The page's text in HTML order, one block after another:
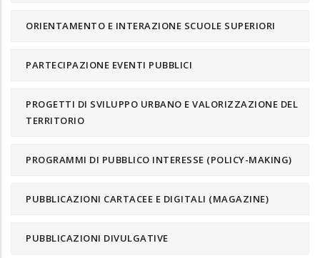
ORIENTAMENTO E INTERAZIONE SCUOLE SUPERIORI
PARTECIPAZIONE EVENTI PUBBLICI
PROGETTI DI SVILUPPO URBANO E VALORIZZAZIONE DEL
TERRITORIO
PROGRAMMI DI PUBBLICO INTERESSE (POLICY-MAKING)
PUBBLICAZIONI CARTACEE E DIGITALI (MAGAZINE)
PUBBLICAZIONI DIVULGATIVE